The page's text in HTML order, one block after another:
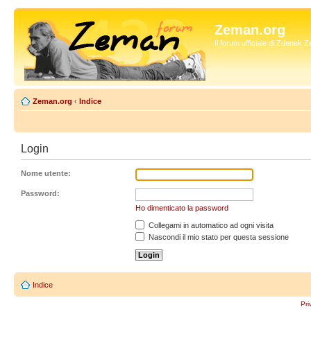
Zeman.org
Il forum ufficiale di Zdenek
Zeman.org ‹ Indice
Login
Nome utente:
Password:
Ho dimenticato la password
Collegami in automatico ad ogni visita
Nascondi il mio stato per questa sessione
Indice